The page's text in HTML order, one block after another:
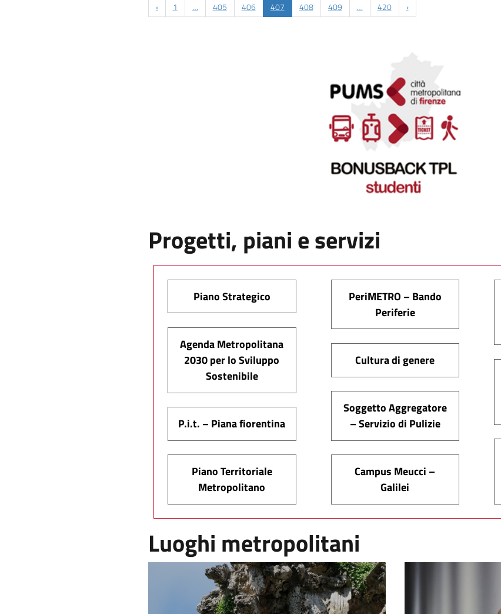
‹ 1 … 405 406 407 408 409 … 420 ›
Progetti, piani e servizi
Piano Strategico
Agenda Metropolitana
2030 per lo Sviluppo
Sostenibile
P.i.t. – Piana fiorentina
Piano Territoriale
Metropolitano
PeriMETRO – Bando
Periferie
Cultura di genere
Soggetto Aggregatore
– Servizio di Pulizie
Campus Meucci –
Galilei
Luoghi metropolitani